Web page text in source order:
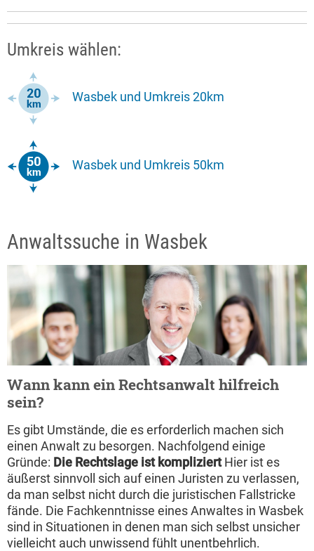
Umkreis wählen:
Wasbek und Umkreis 20km
Wasbek und Umkreis 50km
Anwaltssuche in Wasbek
Wann kann ein Rechtsanwalt hilfreich
sein?
Es gibt Umstände, die es erforderlich machen sich
einen Anwalt zu besorgen. Nachfolgend einige
Gründe: Die Rechtslage ist kompliziertHier ist es
äußerst sinnvoll sich auf einen Juristen zu verlassen,
da man selbst nicht durch die juristischen Fallstricke
fände. Die Fachkenntnisse eines Anwaltes in Wasbek
sind in Situationen in denen man sich selbst unsicher
vielleicht auch unwissend fühlt unentbehrlich.